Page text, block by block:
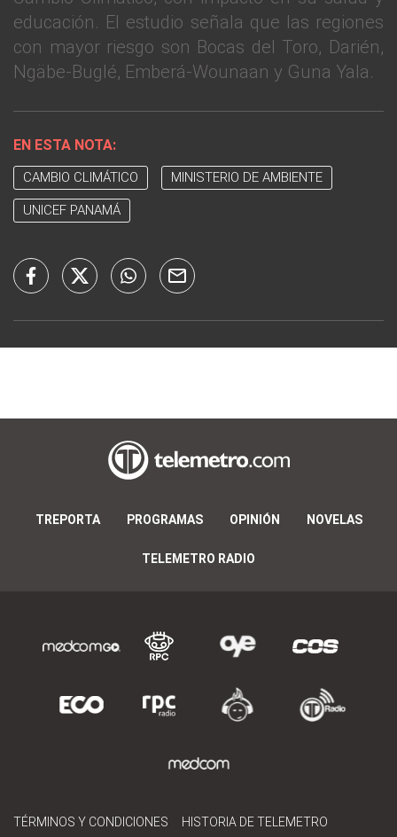
educación. El estudio señala que las regiones
con mayor riesgo son Bocas del Toro, Darién,
Ngäbe-Buglé, Emberá-Wounaan y Guna Yala.
EN ESTA NOTA:
CAMBIO CLIMÁTICO MINISTERIO DE AMBIENTE
UNICEF PANAMÁ
TREPORTA PROGRAMAS OPINIÓN NOVELAS
TELEMETRO RADIO
TÉRMINOS Y CONDICIONES
HISTORIA DE TELEMETRO